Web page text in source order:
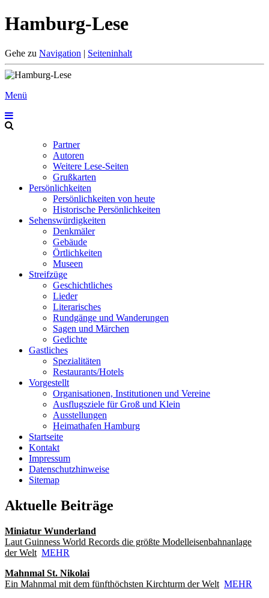
Hamburg-Lese
Gehe zu Navigation | Seiteninhalt
Menü
Partner
Autoren
Weitere Lese-Seiten
Grußkarten
Persönlichkeiten
Persönlichkeiten von heute
Historische Persönlichkeiten
Sehenswürdigkeiten
Denkmäler
Gebäude
Örtlichkeiten
Museen
Streifzüge
Geschichtliches
Lieder
Literarisches
Rundgänge und Wanderungen
Sagen und Märchen
Gedichte
Gastliches
Spezialitäten
Restaurants/Hotels
Vorgestellt
Organisationen, Institutionen und Vereine
Ausflugsziele für Groß und Klein
Ausstellungen
Heimathafen Hamburg
Startseite
Kontakt
Impressum
Datenschutzhinweise
Sitemap
Aktuelle Beiträge
Miniatur Wunderland
Laut Guinness World Records die größte Modelleisenbahnanlage
der Welt MEHR
Mahnmal St. Nikolai
Ein Mahnmal mit dem fünfthöchsten Kirchturm der Welt MEHR